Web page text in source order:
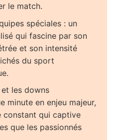
le match.
spéciales : un
qui fascine par son
et son intensité
du sport
les downs
minute en enjeu majeur,
constant qui captive
que les passionnés